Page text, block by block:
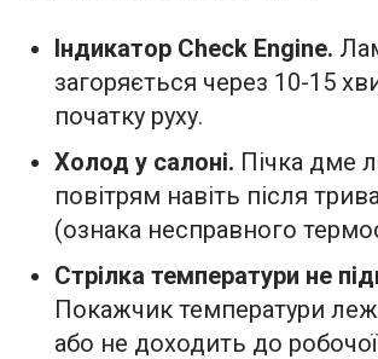
Індикатор Check Engine.
загоряється через 10-15
початку руху.
Холод у салоні. Пічка дме
повітрям навіть після
(ознака несправного
Стрілка температури не
Покажчик температури
або не доходить до